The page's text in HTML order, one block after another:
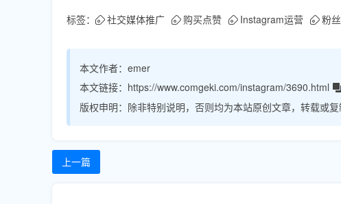
标签： 社交媒体推广 购买点赞 Instagram运营 粉
本文作者： emer
本文链接： https://www.comgeki.com/instagram/3690.html
版权申明： 除非特别说明，否则均为本站原创文章，转载或复
上一篇